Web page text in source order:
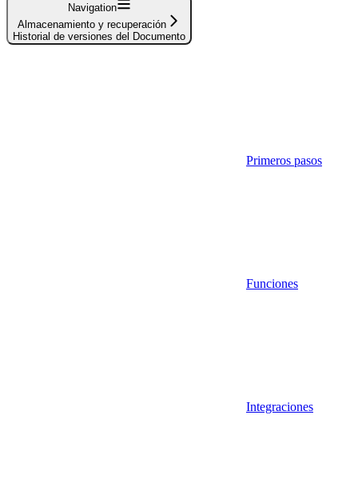
Navigation
Almacenamiento y recuperación
Historial de versiones del Documento
Primeros pasos
Funciones
Integraciones